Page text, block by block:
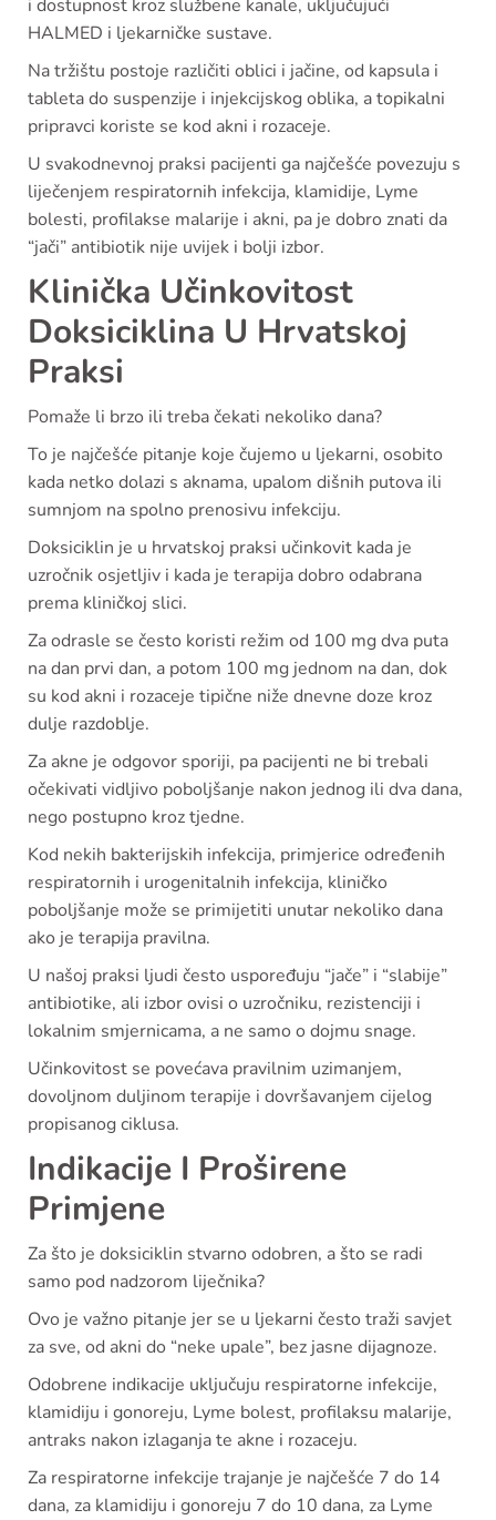
i dostupnost kroz službene kanale, uključujući
HALMED i ljekarničke sustave.
Na tržištu postoje različiti oblici i jačine, od kapsula i
tableta do suspenzije i injekcijskog oblika, a topikalni
pripravci koriste se kod akni i rozaceje.
U svakodnevnoj praksi pacijenti ga najčešće povezuju s
liječenjem respiratornih infekcija, klamidije, Lyme
bolesti, profilakse malarije i akni, pa je dobro znati da
“jači” antibiotik nije uvijek i bolji izbor.
Klinička Učinkovitost
Doksiciklina U Hrvatskoj
Praksi
Pomaže li brzo ili treba čekati nekoliko dana?
To je najčešće pitanje koje čujemo u ljekarni, osobito
kada netko dolazi s aknama, upalom dišnih putova ili
sumnjom na spolno prenosivu infekciju.
Doksiciklin je u hrvatskoj praksi učinkovit kada je
uzročnik osjetljiv i kada je terapija dobro odabrana
prema kliničkoj slici.
Za odrasle se često koristi režim od 100 mg dva puta
na dan prvi dan, a potom 100 mg jednom na dan, dok
su kod akni i rozaceje tipične niže dnevne doze kroz
dulje razdoblje.
Za akne je odgovor sporiji, pa pacijenti ne bi trebali
očekivati vidljivo poboljšanje nakon jednog ili dva dana,
nego postupno kroz tjedne.
Kod nekih bakterijskih infekcija, primjerice određenih
respiratornih i urogenitalnih infekcija, kliničko
poboljšanje može se primijetiti unutar nekoliko dana
ako je terapija pravilna.
U našoj praksi ljudi često uspoređuju “jače” i “slabije”
antibiotike, ali izbor ovisi o uzročniku, rezistenciji i
lokalnim smjernicama, a ne samo o dojmu snage.
Učinkovitost se povećava pravilnim uzimanjem,
dovoljnom duljinom terapije i dovršavanjem cijelog
propisanog ciklusa.
Indikacije I Proširene
Primjene
Za što je doksiciklin stvarno odobren, a što se radi
samo pod nadzorom liječnika?
Ovo je važno pitanje jer se u ljekarni često traži savjet
za sve, od akni do “neke upale”, bez jasne dijagnoze.
Odobrene indikacije uključuju respiratorne infekcije,
klamidiju i gonoreju, Lyme bolest, profilaksu malarije,
antraks nakon izlaganja te akne i rozaceju.
Za respiratorne infekcije trajanje je najčešće 7 do 14
dana, za klamidiju i gonoreju 7 do 10 dana, za Lyme